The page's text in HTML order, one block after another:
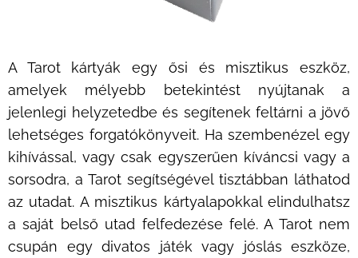
kezdőknek is ugyanolyan hatásos, mint a
ha stresszes életet élsz... Természetesen találsz
az interneten is sok jó vezetett meditációt, de a
lényeg mindig az lesz, hogy csináld!
Amennyiben időpontot foglalsz hozzám,
nemcsak sajátodnak fogod érezni a meditációt,
de a "Nincs nekem időm itt üldögélni és a
légzésemre figyelni, rengeteg dolgom van!"
kibúvót is kiküszöbölöd, mert tudod, hogy
számítok rád, hogy a megbeszélt időpontban
ott leszel.
A Tarot kártyák egy ősi és misztikus eszköz,
amelyek mélyebb betekintést nyújtanak a
jelenlegi helyzetedbe és segítenek feltárni a jövő
lehetséges forgatókönyveit. Ha szembenézel egy
kihívással, vagy csak egyszerűen kíváncsi vagy a
sorsodra, a Tarot segítségével tisztábban láthatod
az utadat. A misztikus kártyalapokkal elindulhatsz
a saját belső utad felfedezése felé. A Tarot nem
csupán egy divatos játék vagy jóslás eszköze,